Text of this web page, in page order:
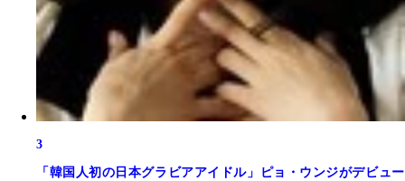
3
「韓国人初の日本グラビアアイドル」ピョ・ウンジがデビュー